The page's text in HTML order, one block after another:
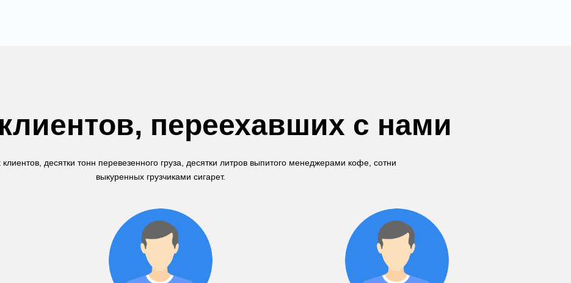
переехавших с нами
десятки тонн перевезенного груза, десятки литров выпитого менеджерами кофе, сотни
выкуренных грузчиками сигарет.